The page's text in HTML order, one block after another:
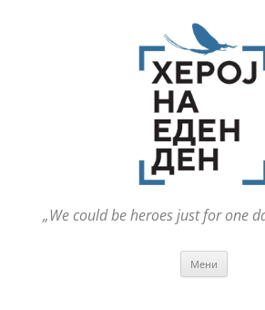
„We could be heroes just for one
Мени